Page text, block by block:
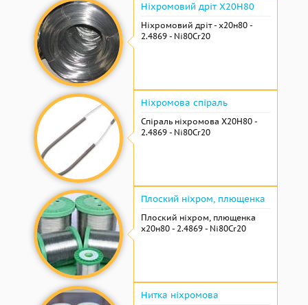
Ніхромовий дріт Х20Н80
Ніхромовий дріт - х20н80 -
2.4869 - Ni80Cr20
Ніхромова спіраль
Спіраль ніхромова Х20Н80 -
2.4869 - Ni80Cr20
Плоский ніхром, плющенка
Плоский ніхром, плющенка
х20н80 - 2.4869 - Ni80Cr20
Нитка ніхромова